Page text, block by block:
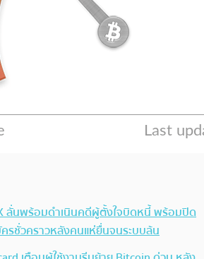
ลั่นพร้อมดำเนินคดีผู้ตั้งใจบิดหนี้ พร้อมปิด
รชั่วคราวหลังคนแห่ยื่นจนระบบล้น